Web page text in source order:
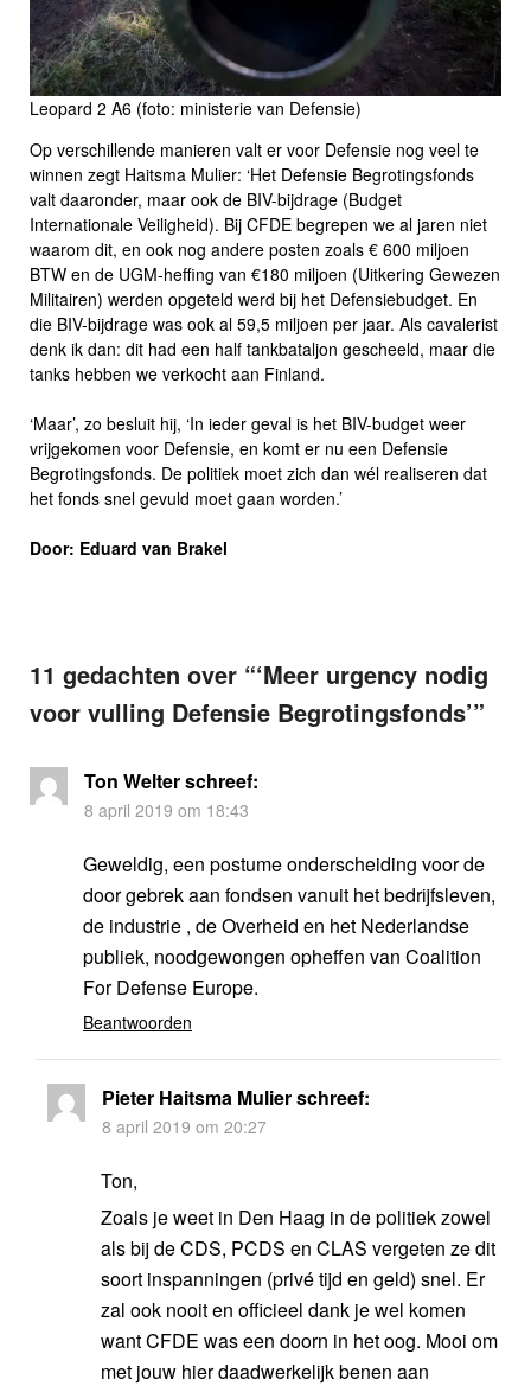
Leopard 2 A6 (foto: ministerie van Defensie)
Op verschillende manieren valt er voor Defensie nog veel te
winnen zegt Haitsma Mulier: ‘Het Defensie Begrotingsfonds
valt daaronder, maar ook de BIV-bijdrage (Budget
Internationale Veiligheid). Bij CFDE begrepen we al jaren niet
waarom dit, en ook nog andere posten zoals € 600 miljoen
BTW en de UGM-heffing van €180 miljoen (Uitkering Gewezen
Militairen) werden opgeteld werd bij het Defensiebudget. En
die BIV-bijdrage was ook al 59,5 miljoen per jaar. Als cavalerist
denk ik dan: dit had een half tankbataljon gescheeld, maar die
tanks hebben we verkocht aan Finland.
‘Maar’, zo besluit hij, ‘In ieder geval is het BIV-budget weer
vrijgekomen voor Defensie, en komt er nu een Defensie
Begrotingsfonds. De politiek moet zich dan wél realiseren dat
het fonds snel gevuld moet gaan worden.’
Door: Eduard van Brakel
11 gedachten over “‘Meer urgency nodig
voor vulling Defensie Begrotingsfonds’”
Ton Welterschreef:
8 april 2019 om 18:43
Geweldig, een postume onderscheiding voor de
door gebrek aan fondsen vanuit het bedrijfsleven,
de industrie , de Overheid en het Nederlandse
publiek, noodgewongen opheffen van Coalition
For Defense Europe.
Beantwoorden
Pieter Haitsma Mulierschreef:
8 april 2019 om 20:27
Ton,
Zoals je weet in Den Haag in de politiek zowel
als bij de CDS, PCDS en CLAS vergeten ze dit
soort inspanningen (privé tijd en geld) snel. Er
zal ook nooit en officieel dank je wel komen
want CFDE was een doorn in het oog. Mooi om
met jouw hier daadwerkelijk benen aan